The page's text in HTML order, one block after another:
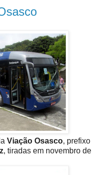
Viação Osasco, prefixo
, tiradas em novembro de